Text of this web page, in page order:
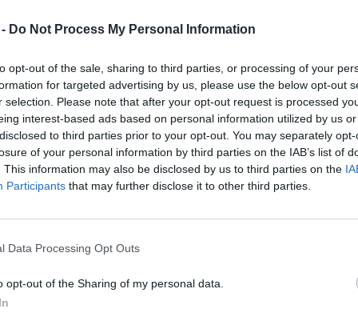
Do Not Process My Personal Information
opt-out of the sale, sharing to third parties, or processing of your
for targeted advertising by us, please use the below opt-out
selection. Please note that after your opt-out request is processed
interest-based ads based on personal information utilized by us
to third parties prior to your opt-out. You may separately
of your personal information by third parties on the IAB’s list of
This information may also be disclosed by us to third parties on the
Participants that may further disclose it to other third parties.
Data Processing Opt Outs
opt-out of the Sharing of my personal data.
energije (Lokovica)
11:12
uporabnike, da bo na območju
8.00 do 16.00, p...